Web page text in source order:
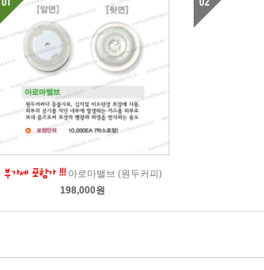
아로마밸브 (원두커피)
198,000원